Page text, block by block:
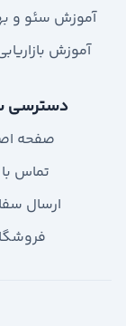
آموزش سئو و
آموزش
دسترسی
صفحه
تماس با
ارسال